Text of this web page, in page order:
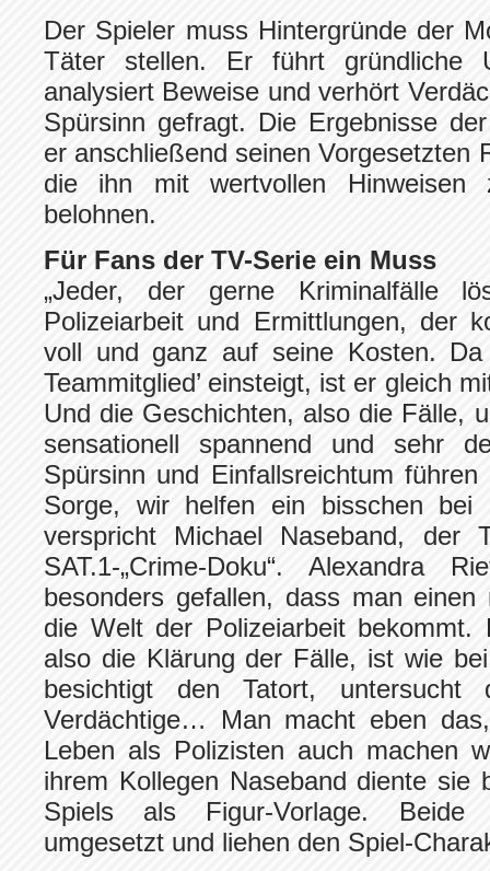
Der Spieler muss Hintergründe der
Täter stellen. Er führt gründliche
analysiert Beweise und verhört
Spürsinn gefragt. Die Ergebnisse
er anschließend seinen Vorgesetzten
die ihn mit wertvollen Hinweisen
belohnen.
Für Fans der TV-Serie ein Muss
„Jeder, der gerne Kriminalfälle
Polizeiarbeit und Ermittlungen, der
voll und ganz auf seine Kosten. Da
Teammitglied’ einsteigt, ist er gleich
Und die Geschichten, also die Fälle,
sensationell spannend und sehr
Spürsinn und Einfallsreichtum
Sorge, wir helfen ein bisschen bei
verspricht Michael Naseband, der
SAT.1-„Crime-Doku“. Alexandra
besonders gefallen, dass man einen
die Welt der Polizeiarbeit bekommt.
also die Klärung der Fälle, ist wie
besichtigt den Tatort, untersucht
Verdächtige… Man macht eben
Leben als Polizisten auch machen
ihrem Kollegen Naseband diente sie
Spiels als Figur-Vorlage. Beide
umgesetzt und liehen den Spiel-